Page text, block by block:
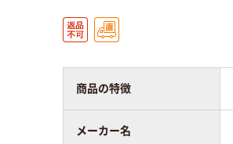
商品の特徴
メーカー名